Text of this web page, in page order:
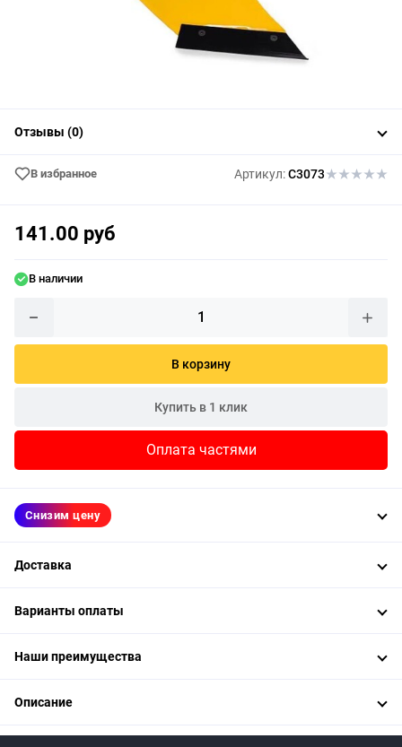
Отзывы (0)
В избранное Артикул:C3073
141.00 руб
В наличии
В корзину
Купить в 1 клик
Оплата частями
Снизим цену
Доставка
Варианты оплаты
Наши преимущества
Описание